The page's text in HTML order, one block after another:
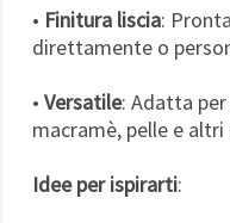
• Finitura liscia:
direttamente o
• Versatile: Adatta
macramè, pelle e
Idee per ispirarti: